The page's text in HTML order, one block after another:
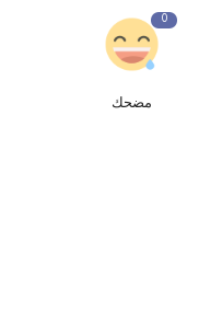
0
مضحك